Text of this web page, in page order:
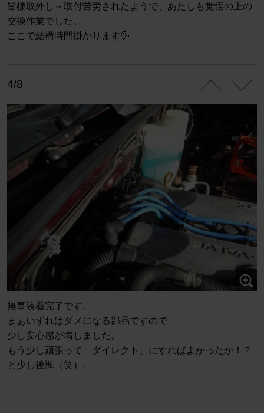
皆様取外し～取付苦労されたようで、あたしも覚悟の上の
交換作業でした。
ここで結構時間掛かります💦
4/8
無事装着完了です。
まぁいずれはダメになる部品ですので
少し安心感が増しました。
もう少し頑張って「ダイレクト」にすればよかったか！？
と少し後悔（笑）。